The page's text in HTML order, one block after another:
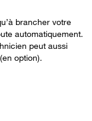
brancher votre
automatiquement.
peut aussi
option).